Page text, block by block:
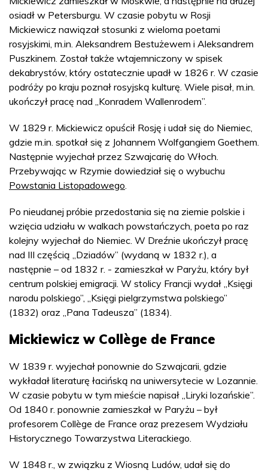
osiadł w Petersburgu. W czasie pobytu w Rosji
Mickiewicz nawiązał stosunki z wieloma poetami
rosyjskimi, m.in. Aleksandrem Bestużewem i Aleksandrem
Puszkinem. Został także wtajemniczony w spisek
dekabrystów, który ostatecznie upadł w 1826 r. W czasie
podróży po kraju poznał rosyjską kulturę. Wiele pisał, m.in.
ukończył pracę nad „Konradem Wallenrodem”.
W 1829 r. Mickiewicz opuścił Rosję i udał się do Niemiec,
gdzie m.in. spotkał się z Johannem Wolfgangiem Goethem.
Następnie wyjechał przez Szwajcarię do Włoch.
Przebywając w Rzymie dowiedział się o wybuchu
Powstania Listopadowego.
Po nieudanej próbie przedostania się na ziemie polskie i
wzięcia udziału w walkach powstańczych, poeta po raz
kolejny wyjechał do Niemiec. W Dreźnie ukończył pracę
nad III częścią „Dziadów” (wydaną w 1832 r.), a
następnie – od 1832 r. - zamieszkał w Paryżu, który był
centrum polskiej emigracji. W stolicy Francji wydał „Księgi
narodu polskiego”, „Księgi pielgrzymstwa polskiego”
(1832) oraz „Pana Tadeusza” (1834).
Mickiewicz w Collège de France
W 1839 r. wyjechał ponownie do Szwajcarii, gdzie
wykładał literaturę łacińską na uniwersytecie w Lozannie.
W czasie pobytu w tym mieście napisał „Liryki lozańskie”.
Od 1840 r. ponownie zamieszkał w Paryżu – był
profesorem Collège de France oraz prezesem Wydziału
Historycznego Towarzystwa Literackiego.
W 1848 r., w związku z Wiosną Ludów, udał się do